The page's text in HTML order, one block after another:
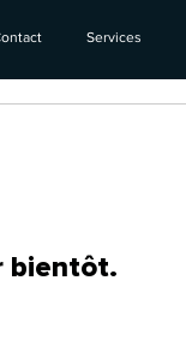
Services
bientôt.